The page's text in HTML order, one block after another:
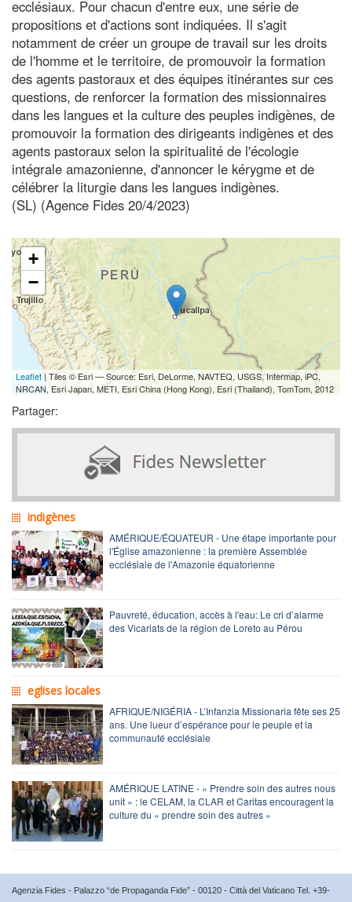
ecclésiaux. Pour chacun d'entre eux, une série de
propositions et d'actions sont indiquées. Il s'agit
notamment de créer un groupe de travail sur les droits
de l'homme et le territoire, de promouvoir la formation
des agents pastoraux et des équipes itinérantes sur ces
questions, de renforcer la formation des missionnaires
dans les langues et la culture des peuples indigènes, de
promouvoir la formation des dirigeants indigènes et des
agents pastoraux selon la spiritualité de l'écologie
intégrale amazonienne, d'annoncer le kérygme et de
célébrer la liturgie dans les langues indigènes.
(SL) (Agence Fides 20/4/2023)
+
−
Leaflet| Tiles © Esri — Source: Esri, DeLorme, NAVTEQ, USGS, Intermap, iPC,
NRCAN, Esri Japan, METI, Esri China (Hong Kong), Esri (Thailand), TomTom, 2012
Partager:
indigènes
AMÉRIQUE/ÉQUATEUR - Une étape importante pour
l'Église amazonienne : la première Assemblée
ecclésiale de l'Amazonie équatorienne
Pauvreté, éducation, accès à l'eau: Le cri d’alarme
des Vicariats de la région de Loreto au Pérou
eglises locales
AFRIQUE/NIGÉRIA - L’Infanzia Missionaria fête ses 25
ans. Une lueur d’espérance pour le peuple et la
communauté ecclésiale
AMÉRIQUE LATINE - « Prendre soin des autres nous
unit » : le CELAM, la CLAR et Caritas encouragent la
culture du « prendre soin des autres »
Agenzia Fides - Palazzo “de Propaganda Fide” - 00120 - Città del Vaticano Tel. +39-